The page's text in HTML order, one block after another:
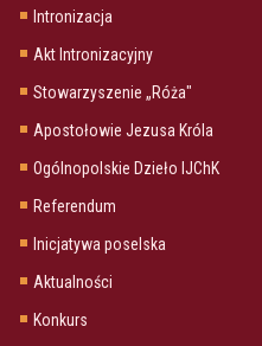
Intronizacja
Akt Intronizacyjny
Stowarzyszenie „Róża"
Apostołowie Jezusa Króla
Ogólnopolskie Dzieło IJChK
Referendum
Inicjatywa poselska
Aktualności
Konkurs